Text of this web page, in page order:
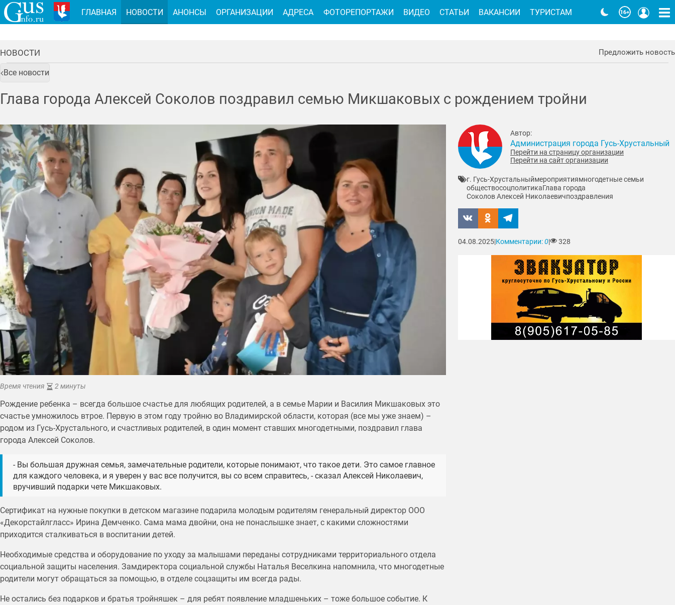
НОВОСТИ Предложить новость
Все новости
Глава города Алексей Соколов поздравил семью Микшаковых с рождением тройни
Время чтения 2 минуты
Рождение ребенка – всегда большое счастье для любящих родителей, а в семье Марии и Василия Микшаковых это
счастье умножилось втрое. Первую в этом году тройню во Владимирской области, которая (все мы уже знаем) –
родом из Гусь-Хрустального, и счастливых родителей, в один момент ставших многодетными, поздравил глава
города Алексей Соколов.
- Вы большая дружная семья, замечательные родители, которые понимают, что такое дети. Это самое главное
для каждого человека, и я уверен у вас все получится, вы со всем справитесь, - сказал Алексей Николаевич,
вручивший подарки чете Микшаковых.
Сертификат на нужные покупки в детском магазине подарила молодым родителям генеральный директор ООО
«Декорстайлгласс» Ирина Демченко. Сама мама двойни, она не понаслышке знает, с какими сложностями
приходится сталкиваться в воспитании детей.
Необходимые средства и оборудование по уходу за малышами переданы сотрудниками территориального отдела
социальной защиты населения. Замдиректора социальной службы Наталья Веселкина напомнила, что многодетные
родители могут обращаться за помощью, в отделе соцзащиты им всегда рады.
Не остались без подарков и братья тройняшек – для ребят появление младшеньких – тоже большое событие. К
Автор:
Администрация города Гусь-Хрустальный
Перейти на страницу организации
Перейти на сайт организации
г. Гусь-Хрустальныймероприятиямногодетные семьи
обществосоцполитикаГлава города
Соколов Алексей Николаевичпоздравления
04.08.2025|Комментарии:0| 328
ГЛАВНАЯ НОВОСТИ АНОНСЫ ОРГАНИЗАЦИИ АДРЕСА ФОТОРЕПОРТАЖИ ВИДЕО СТАТЬИ ВАКАНСИИ ТУРИСТАМ